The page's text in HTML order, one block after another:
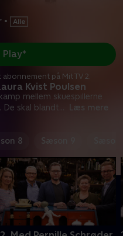
•
Kvist Poulsen
mellem skuespillerne
De skal blandt
Læs mere
Play*
på Mit TV 2.
8 Sæson 9